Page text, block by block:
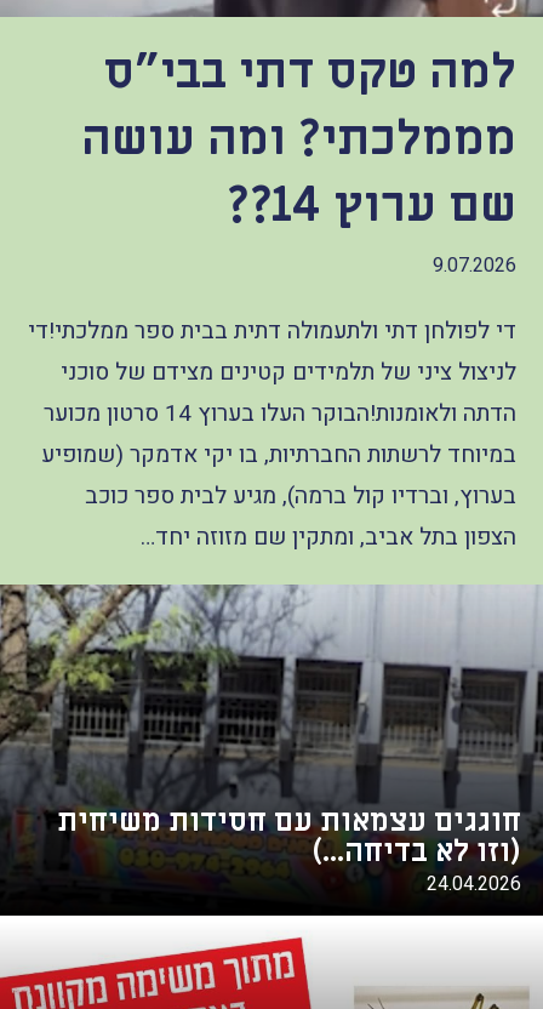
הקו החם
הצטרפות והתנדבות
הרשמה לעדכונים
הפורום החילוני
בפייסבוק
למה טקס דתי בבי"ס
מממלכתי? ומה עושה
שם ערוץ 14??
9.07.2026
די לפולחן דתי ולתעמולה דתית בבית ספר ממלכתי!די
לניצול ציני של תלמידים קטינים מצידם של סוכני
הדתה ולאומנות!הבוקר העלו בערוץ 14 סרטון מכוער
במיוחד לרשתות החברתיות, בו יקי אדמקר (שמופיע
בערוץ, וברדיו קול ברמה), מגיע לבית ספר כוכב
הצפון בתל אביב, ומתקין שם מזוזה יחד…
חוגגים עצמאות עם חסידות משיחית
(וזו לא בדיחה...)
24.04.2026